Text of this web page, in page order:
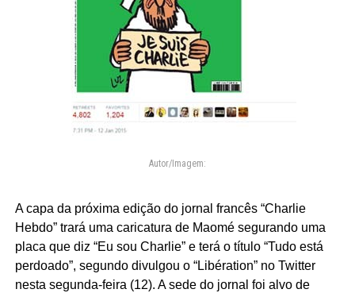
Autor/Imagem:
A capa da próxima edição do jornal francês “Charlie
Hebdo” trará uma caricatura de Maomé segurando uma
placa que diz “Eu sou Charlie” e terá o título “Tudo está
perdoado”, segundo divulgou o “Libération” no Twitter
nesta segunda-feira (12). A sede do jornal foi alvo de